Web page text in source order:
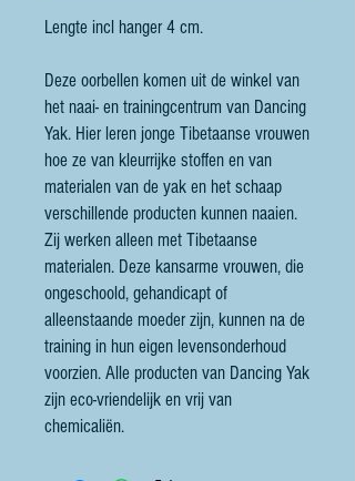
Lengte incl hanger 4 cm.
Deze oorbellen komen uit de winkel van
het naai- en trainingcentrum van Dancing
Yak. Hier leren jonge Tibetaanse vrouwen
hoe ze van kleurrijke stoffen en van
materialen van de yak en het schaap
verschillende producten kunnen naaien.
Zij werken alleen met Tibetaanse
materialen. Deze kansarme vrouwen, die
ongeschoold, gehandicapt of
alleenstaande moeder zijn, kunnen na de
training in hun eigen levensonderhoud
voorzien. Alle producten van Dancing Yak
zijn eco-vriendelijk en vrij van
chemicaliën.